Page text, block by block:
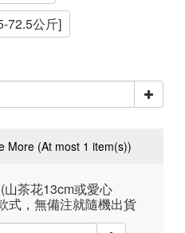
72.5公斤]
More (At most 1 item(s))
茶花13cm或愛心
式，無備注就隨機出貨